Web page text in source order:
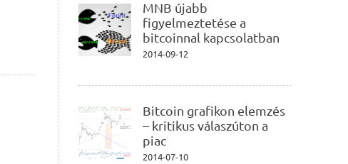
MNB újabb
figyelmeztetése a
bitcoinnal kapcsolatban
2014-09-12
Bitcoin grafikon elemzés
– kritikus válaszúton a
piac
2014-07-10